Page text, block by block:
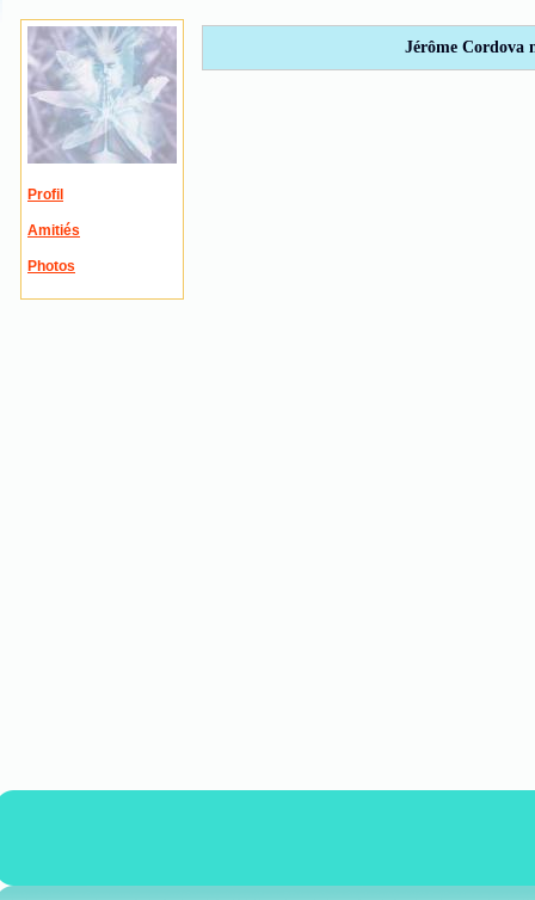
Profil
Amitiés
Photos
Jérôme Cordova